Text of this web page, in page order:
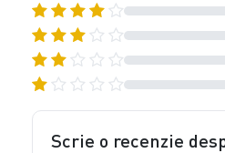
Scrie o recenzie